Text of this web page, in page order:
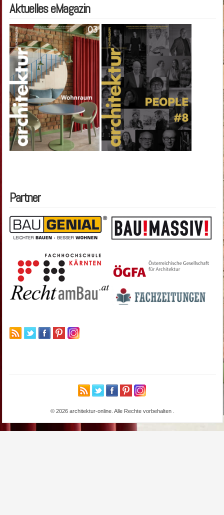
Aktuelles eMagazin
Partner
© 2026 architektur-online. Alle Rechte vorbehalten .